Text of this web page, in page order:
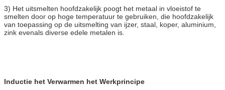
3) Het uitsmelten hoofdzakelijk poogt het metaal in vloeistof te
smelten door op hoge temperatuur te gebruiken, die hoofdzakelijk
van toepassing op de uitsmelting van ijzer, staal, koper, aluminium,
zink evenals diverse edele metalen is.
Inductie het Verwarmen het Werkprincipe